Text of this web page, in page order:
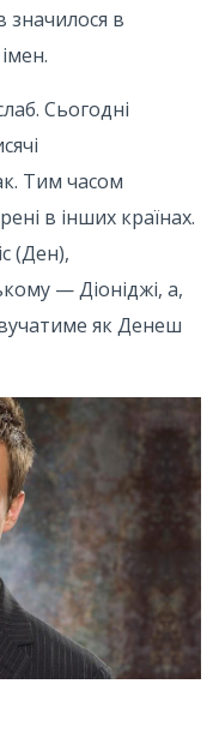
значилося в
Сьогодні
Тим часом
в інших країнах.
(Ден),
— Діоніджі, а,
як Денеш